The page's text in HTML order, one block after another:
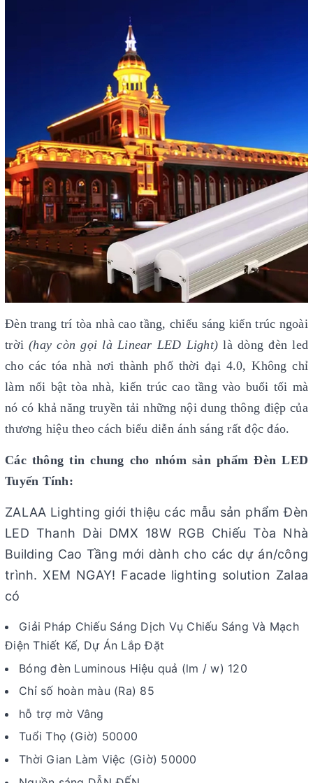
Đèn trang trí tòa nhà cao tầng, chiếu sáng kiến trúc ngoài
trời(hay còn gọi là Linear LED Light) là dòng đèn led
cho các tóa nhà nơi thành phố thời đại 4.0, Không chỉ
làm nổi bật tòa nhà, kiến trúc cao tầng vào buổi tối mà
nó có khả năng truyền tải những nội dung thông điệp của
thương hiệu theo cách biểu diễn ánh sáng rất độc đáo.
Các thông tin chung cho nhóm sản phẩm Đèn LED
Tuyến Tính:
ZALAA Lighting giới thiệu các mẫu sản phẩm Đèn
LED Thanh Dài DMX 18W RGB Chiếu Tòa Nhà
Building Cao Tầng mới dành cho các dự án/công
trình. XEM NGAY! Facade lighting solution Zalaa
có
Giải Pháp Chiếu Sáng Dịch Vụ Chiếu Sáng Và Mạch
Điện Thiết Kế, Dự Án Lắp Đặt
Bóng đèn Luminous Hiệu quả (lm / w) 120
Chỉ số hoàn màu (Ra) 85
hỗ trợ mờ Vâng
Tuổi Thọ (Giờ) 50000
Thời Gian Làm Việc (Giờ) 50000